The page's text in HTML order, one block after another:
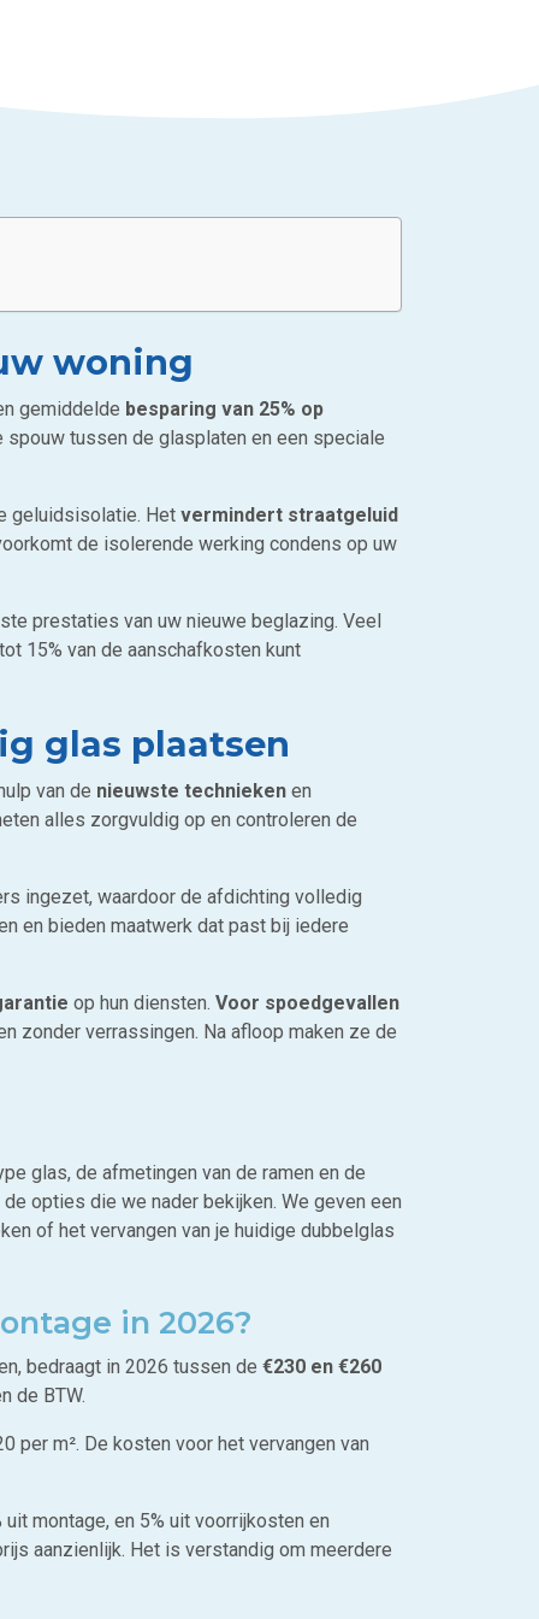
woning
gemiddelde besparing van 25% op
tussen de glasplaten en een speciale
geluidsisolatie. Het vermindert straatgeluid
de isolerende werking condens op uw
prestaties van uw nieuwe beglazing. Veel
15% van de aanschafkosten kunt
glas plaatsen
van de nieuwste technieken en
alles zorgvuldig op en controleren de
ingezet, waardoor de afdichting volledig
en bieden maatwerk dat past bij iedere
op hun diensten. Voor spoedgevallen
zonder verrassingen. Na afloop maken ze de
glas, de afmetingen van de ramen en de
opties die we nader bekijken. We geven een
of het vervangen van je huidige dubbelglas
in 2026?
bedraagt in 2026 tussen de €230 en €260
de BTW.
per m². De kosten voor het vervangen van
montage, en 5% uit voorrijkosten en
aanzienlijk. Het is verstandig om meerdere